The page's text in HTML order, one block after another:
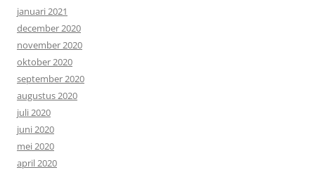
januari 2021
december 2020
november 2020
oktober 2020
september 2020
augustus 2020
juli 2020
juni 2020
mei 2020
april 2020